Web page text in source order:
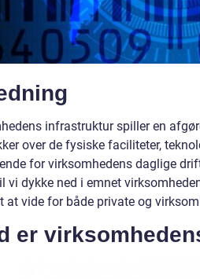
infrastruktur spiller en
over de fysiske faciliteter,
for virksomhedens daglige
vi dykke ned i emnet
at vide for både private og
er